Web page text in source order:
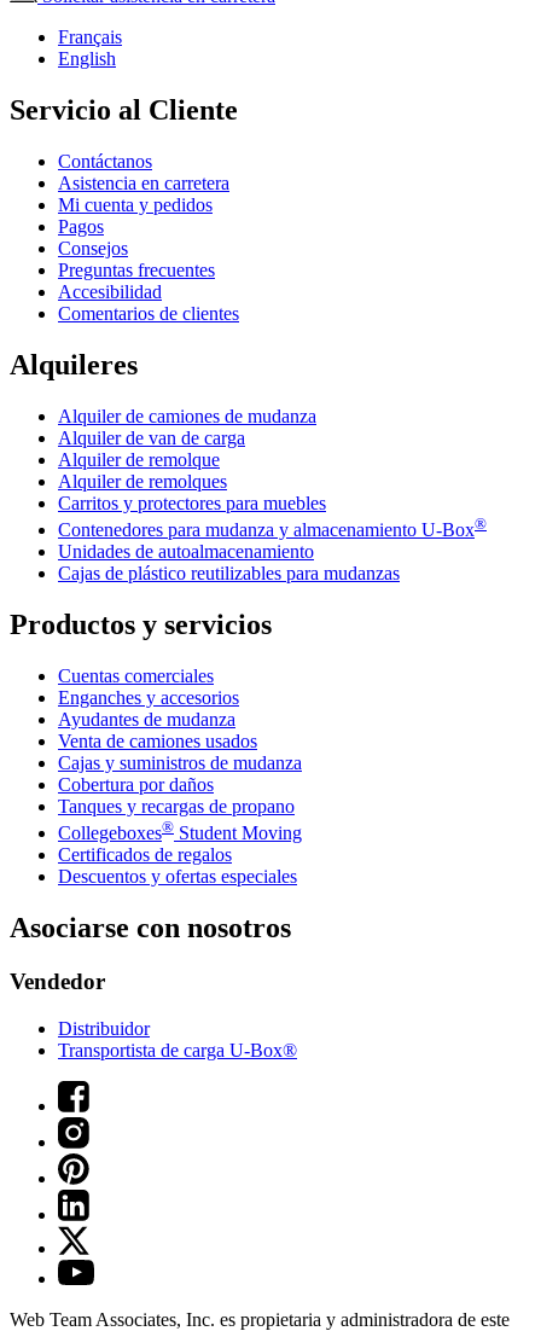
Français
English
Servicio al Cliente
Contáctanos
Asistencia en carretera
Mi cuenta y pedidos
Pagos
Consejos
Preguntas frecuentes
Accesibilidad
Comentarios de clientes
Alquileres
Alquiler de camiones de mudanza
Alquiler de van de carga
Alquiler de remolque
Alquiler de remolques
Carritos y protectores para muebles
Contenedores para mudanza y almacenamiento U-Box®
Unidades de autoalmacenamiento
Cajas de plástico reutilizables para mudanzas
Productos y servicios
Cuentas comerciales
Enganches y accesorios
Ayudantes de mudanza
Venta de camiones usados
Cajas y suministros de mudanza
Cobertura por daños
Tanques y recargas de propano
Collegeboxes® Student Moving
Certificados de regalos
Descuentos y ofertas especiales
Asociarse con nosotros
Vendedor
Distribuidor
Transportista de carga U-Box®
Web Team Associates, Inc. es propietaria y administradora de este